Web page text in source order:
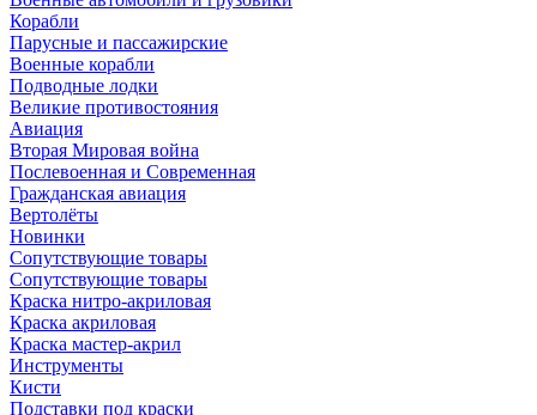
Корабли
Парусные и пассажирские
Военные корабли
Подводные лодки
Великие противостояния
Авиация
Вторая Мировая война
Послевоенная и Современная
Гражданская авиация
Вертолёты
Новинки
Сопутствующие товары
Сопутствующие товары
Краска нитро-акриловая
Краска акриловая
Краска мастер-акрил
Инструменты
Кисти
Подставки под краски